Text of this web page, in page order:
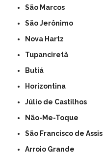
São Marcos
São Jerônimo
Nova Hartz
Tupanciretã
Butiá
Horizontina
Júlio de Castilhos
Não-Me-Toque
São Francisco de Assis
Arroio Grande